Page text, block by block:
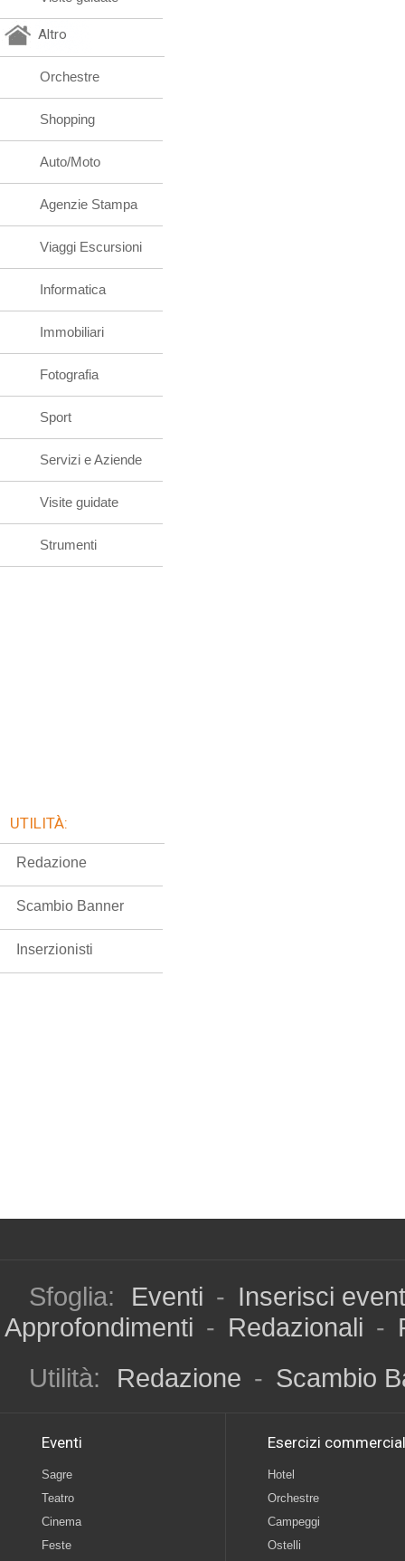
Altro
Orchestre
Shopping
Auto/Moto
Agenzie Stampa
Viaggi Escursioni
Informatica
Immobiliari
Fotografia
Sport
Servizi e Aziende
Visite guidate
Strumenti
UTILITÀ:
Redazione
Scambio Banner
Inserzionisti
Sfoglia: Eventi - Inserisci
Approfondimenti - Redazionali -
Utilità:
Redazione - Scambio
Eventi
Sagre
Teatro
Cinema
Feste
Esercizi
Hotel
Orchestre
Campeggi
Ostelli